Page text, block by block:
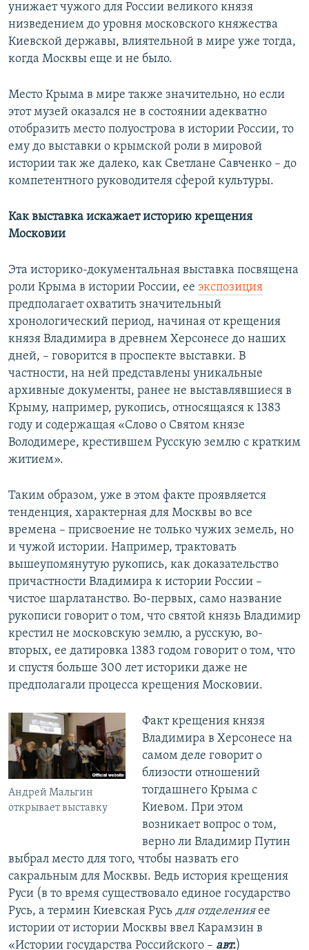
унижает чужого для России великого князя
низведением до уровня московского княжества
Киевской державы, влиятельной в мире уже тогда,
когда Москвы еще и не было.
Место Крыма в мире также значительно, но если
этот музей оказался не в состоянии адекватно
отобразить место полуострова в истории России, то
ему до выставки о крымской роли в мировой
истории так же далеко, как Светлане Савченко – до
компетентного руководителя сферой культуры.
Как выставка искажает историю крещения
Московии
Эта историко-документальная выставка посвящена
роли Крыма в истории России, ее экспозиция
предполагает охватить значительный
хронологический период, начиная от крещения
князя Владимира в древнем Херсонесе до наших
дней, – говорится в проспекте выставки. В
частности, на ней представлены уникальные
архивные документы, ранее не выставлявшиеся в
Крыму, например, рукопись, относящаяся к 1383
году и содержащая «Слово о Святом князе
Володимере, крестившем Русскую землю с кратким
житием».
Таким образом, уже в этом факте проявляется
тенденция, характерная для Москвы во все
времена – присвоение не только чужих земель, но
и чужой истории. Например, трактовать
вышеупомянутую рукопись, как доказательство
причастности Владимира к истории России –
чистое шарлатанство. Во-первых, само название
рукописи говорит о том, что святой князь Владимир
крестил не московскую землю, а русскую, во-
вторых, ее датировка 1383 годом говорит о том, что
и спустя больше 300 лет историки даже не
предполагали процесса крещения Московии.
Андрей Мальгин
открывает выставку
Факт крещения князя
Владимира в Херсонесе на
самом деле говорит о
близости отношений
тогдашнего Крыма с
Киевом. При этом
возникает вопрос о том,
верно ли Владимир Путин
выбрал место для того, чтобы назвать его
сакральным для Москвы. Ведь история крещения
Руси (в то время существовало единое государство
Русь, а термин Киевская Русь для отделенияее
истории от истории Москвы ввел Карамзин в
«Истории государства Российского – авт.)